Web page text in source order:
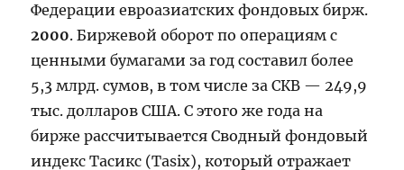
Федерации евроазиатских фондовых бирж.
2000. Биржевой оборот по операциям с
ценными бумагами за год составил более
5,3 млрд. сумов, в том числе за СКВ — 249,9
тыс. долларов США. С этого же года на
бирже рассчитывается Сводный фондовый
индекс Тасикс (Tasix), который отражает